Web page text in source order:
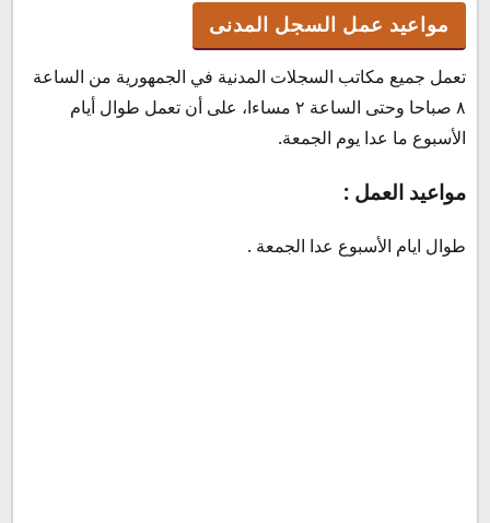
مواعيد عمل السجل المدنى
تعمل جميع مكاتب السجلات المدنية في الجمهورية من الساعة
٨ صباحا وحتى الساعة ٢ مساءا، على أن تعمل طوال أيام
الأسبوع ما عدا يوم الجمعة.
مواعيد العمل :
طوال ايام الأسبوع عدا الجمعة .